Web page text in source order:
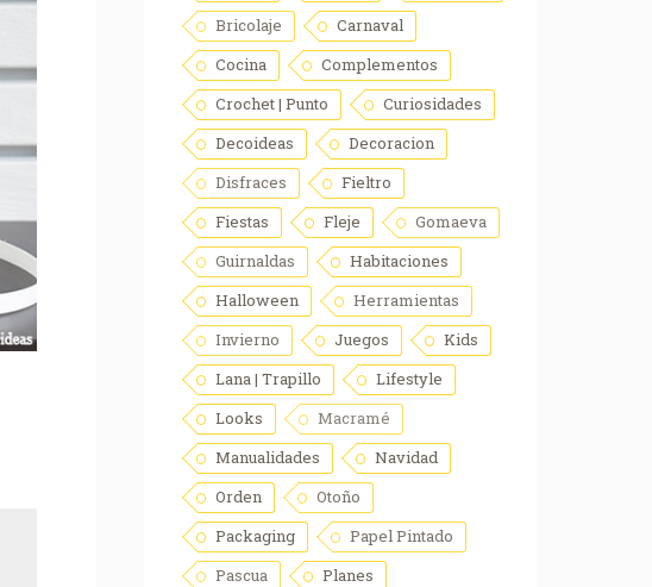
Bricolaje
Carnaval
Cocina
Complementos
Crochet | Punto
Curiosidades
Decoideas
Decoracion
Disfraces
Fieltro
Fiestas
Fleje
Gomaeva
Guirnaldas
Habitaciones
Halloween
Herramientas
Invierno
Juegos
Kids
Lana | Trapillo
Lifestyle
Looks
Macramé
Manualidades
Navidad
Orden
Otoño
Packaging
Papel Pintado
Pascua
Planes